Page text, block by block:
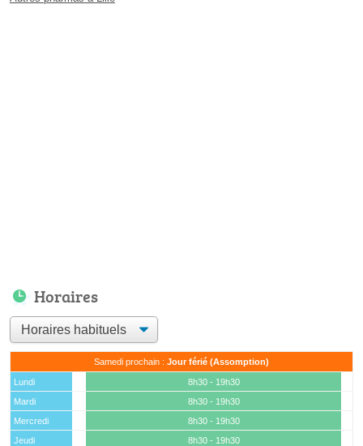
Horaires
Samedi prochain : Jour férié (Assomption)
Lundi
8h30 - 19h30
Mardi
8h30 - 19h30
Mercredi
8h30 - 19h30
Jeudi
8h30 - 19h30